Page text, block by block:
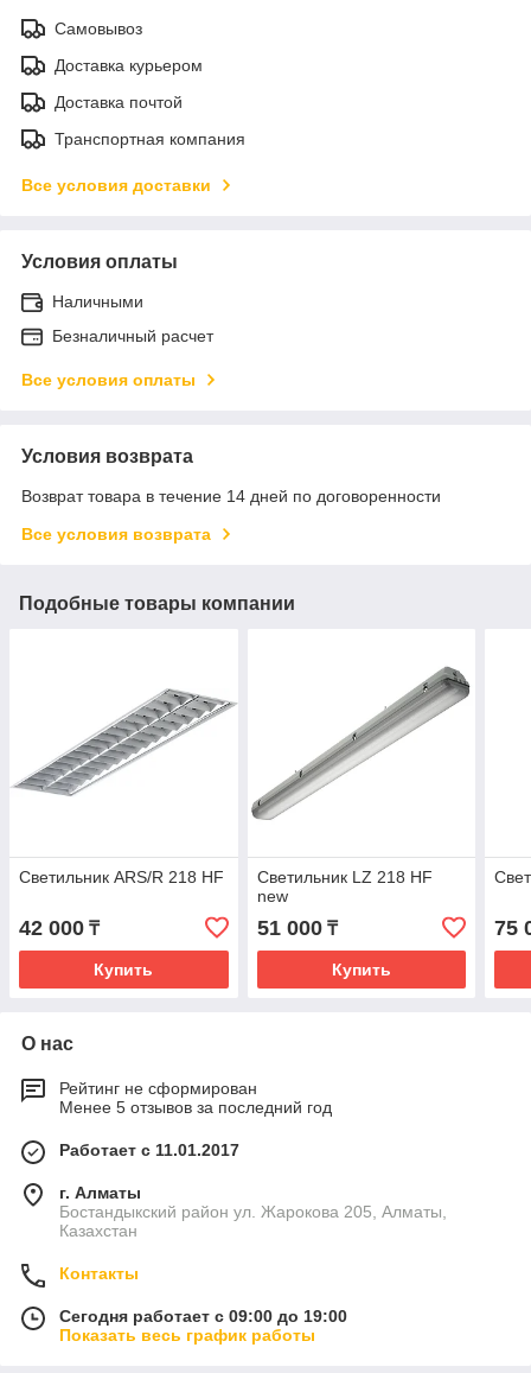
Самовывоз
Доставка курьером
Доставка почтой
Транспортная компания
Все условия доставки
Условия оплаты
Наличными
Безналичный расчет
Все условия оплаты
Условия возврата
Возврат товара в течение 14 дней по договоренности
Все условия возврата
Подобные товары компании
Светильник ARS/R 218 HF
42 000 ₸
Купить
Светильник LZ 218 HF
new
51 000₸
Купить
75
О нас
Рейтинг не сформирован
Менее 5 отзывов за последний год
Работает с 11.01.2017
г. Алматы
Бостандыкский район ул. Жарокова 205, Алматы,
Казахстан
Контакты
Сегодня работает с 09:00 до 19:00
Показать весь график работы